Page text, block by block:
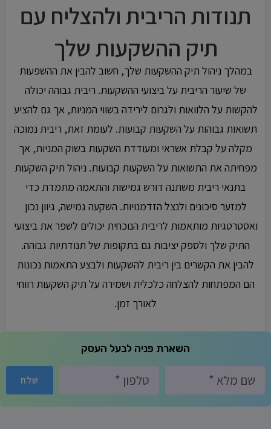
תנודות הריבית ולהצליח עם
תיק ההשקעות שלך
במהלך ניהול תיק ההשקעות שלך, חשוב להבין את ההשפעות
של שיעור הריבית על ביצועי ההשקעות. ריבית גבוהה יכולה
להקשות על הלוואות ולגרום לירידה בשווי המניות, אך גם להציע
תשואות גבוהות על השקעות קבועות. לעומת זאת, ריבית נמוכה
מקלה על קבלת אשראי ומעודדת השקעות בשוק המניות, אך
מפחיתה את התשואות על השקעות קבועות. ניהול תיק השקעות
בתנאי ריבית משתנה דורש גמישות והתאמה מתמדת כדי
למזער סיכונים ולנצל הזדמנויות. השקעה גמישה, גיוון נכון
ואסטרטגיות מותאמות לריבית הנוכחית יכולים לשפר את ביצועי
התיק שלך ולספק יציבות גם בתקופות של תנודתיות גבוהה.
להבין את הקשרים בין ריבית להשקעות ולבצע התאמות נכונות
הם המפתחות להצלחה כלכלית ושמירה על תיק השקעות רווחי
לאורך זמן.
השארת פניה לבעל העסק
שלח